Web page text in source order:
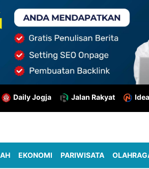
Daily Jogja Jalan Rakyat
EKONOMI PARIWISATA